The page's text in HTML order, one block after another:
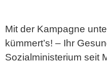
Mit der Kampagne
kümmert’s! – Ihr
Sozialministerium seit